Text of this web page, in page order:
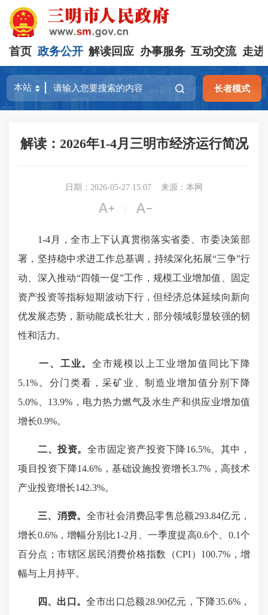
首页 政务公开 解读回应 办事服务 互动交流 走进
长者模式
解读：2026年1-4月三明市经济运行简况
日期：2026-05-27 15:07 来源：本网
 
1-4月，全市上下认真贯彻落实省委、市委决策部
署，坚持稳中求进工作总基调，持续深化拓展“三争”行
动、深入推动“四领一促”工作，规模工业增加值、固定
资产投资等指标短期波动下行，但经济总体延续向新向
优发展态势，新动能成长壮大，部分领域彰显较强的韧
性和活力。
一、 工业。全市规模以上工业增加值同比下降
5.1%。分门类看，采矿业、制造业增加值分别下降
5.0%、13.9%，电力热力燃气及水生产和供应业增加值
增长0.9%。
二、投资。 全市固定资产投资下降16.5%。其中，
项目投资下降14.6%，基础设施投资增长3.7%，高技术
产业投资增长142.3%。
三、消费。 全市社会消费品零售总额293.84亿元，
增长0.6%，增幅分别比1-2月、一季度提高0.6个、0.1个
百分点；市辖区居民消费价格指数（CPI）100.7%，增
幅与上月持平。
四、出口。全市出口总额28.90亿元，下降35.6%，